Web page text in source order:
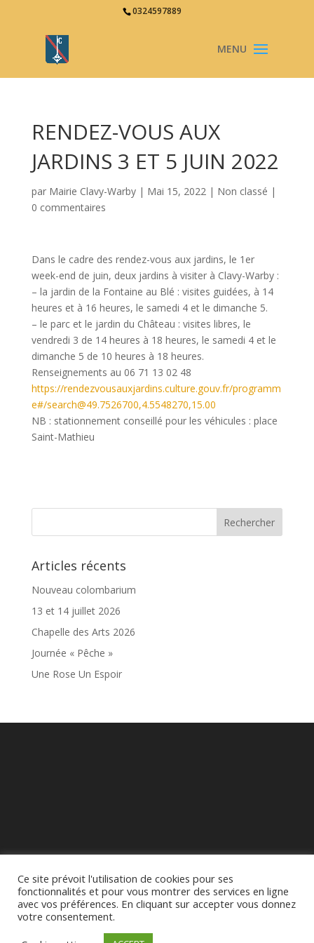
0324597889
RENDEZ-VOUS AUX
JARDINS 3 ET 5 JUIN 2022
par Mairie Clavy-Warby| Mai 15, 2022| Non classé |
0 commentaires
Dans le cadre des rendez-vous aux jardins, le 1er
week-end de juin, deux jardins à visiter à Clavy-Warby :
– la jardin de la Fontaine au Blé : visites guidées, à 14
heures et à 16 heures, le samedi 4 et le dimanche 5.
– le parc et le jardin du Château : visites libres, le
vendredi 3 de 14 heures à 18 heures, le samedi 4 et le
dimanche 5 de 10 heures à 18 heures.
Renseignements au 06 71 13 02 48
https://rendezvousauxjardins.culture.gouv.fr/programm
e#/search@49.7526700,4.5548270,15.00
NB : stationnement conseillé pour les véhicules : place
Saint-Mathieu
Articles récents
Nouveau colombarium
13 et 14 juillet 2026
Chapelle des Arts 2026
Journée « Pêche »
Une Rose Un Espoir
©Mairie de Clavy-Warby 2020 - Conception : Images en + -
Ce site prévoit l'utilisation de cookies pour ses
fonctionnalités et pour vous montrer des services en ligne
avec vos préférences. En cliquant sur accepter vous donnez
votre consentement.